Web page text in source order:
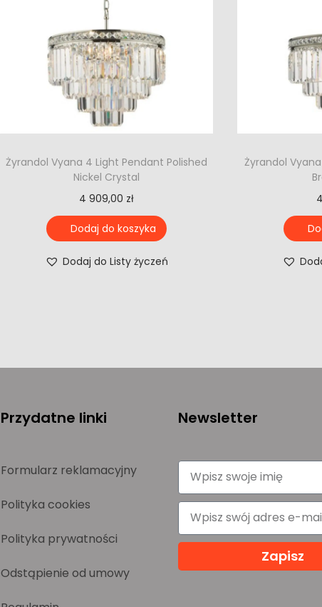
Żyrandol Vyana 4 Light Pendant Polished
Nickel Crystal
4 909,00 zł
Dodaj do koszyka
Dodaj do Listy życzeń
Żyrandol
Przydatne linki
Formularz reklamacyjny
Polityka cookies
Polityka prywatności
Odstąpienie od umowy
Newsletter
Zapisz